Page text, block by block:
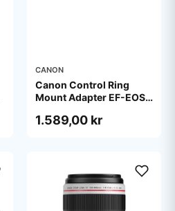
CANON
Canon Control Ring
Mount Adapter EF-EOS
1.589,00 kr